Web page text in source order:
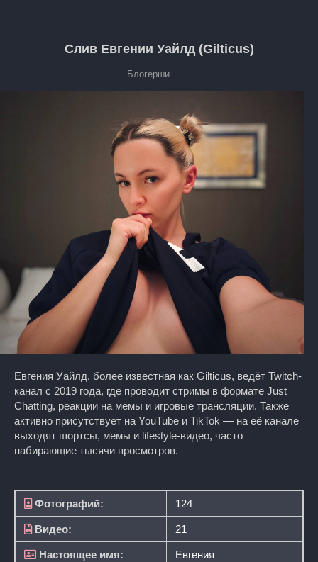
Слив Евгении Уайлд (Gilticus)
Блогерши
Евгения Уайлд, более известная как Gilticus, ведёт Twitch-
канал с 2019 года, где проводит стримы в формате Just
Chatting, реакции на мемы и игровые трансляции. Также
активно присутствует на YouTube и TikTok — на её канале
выходят шортсы, мемы и lifestyle-видео, часто
набирающие тысячи просмотров.
Фотографий: 124
Видео: 21
Настоящее имя: Евгения